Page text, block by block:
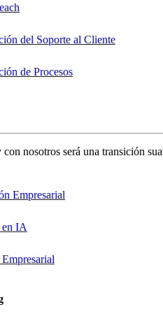
del Soporte al Cliente
de Procesos
nosotros será una transición
Empresarial
IA